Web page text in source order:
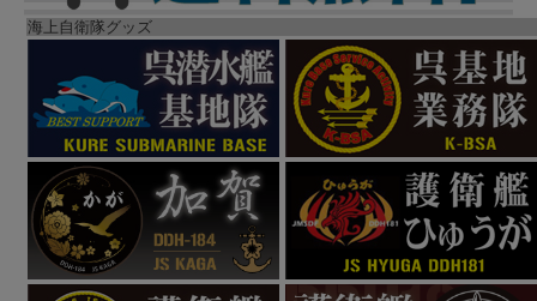
海上自衛隊グッズ